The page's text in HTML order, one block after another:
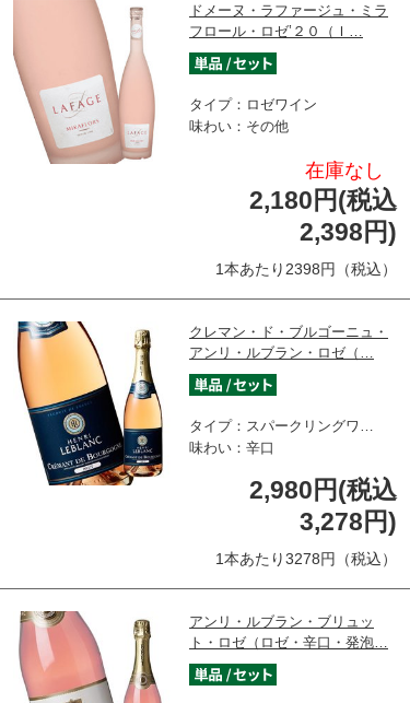
ドメーヌ・ラファージュ・ミラ
フロール・ロゼ’２０（Ｉ…
タイプ：ロゼワイン
味わい：その他
在庫なし
2,180円(税込
2,398円)
1本あたり2398円（税込）
クレマン・ド・ブルゴーニュ・
アンリ・ルブラン・ロゼ（…
タイプ：スパークリングワ…
味わい：辛口
2,980円(税込
3,278円)
1本あたり3278円（税込）
アンリ・ルブラン・ブリュッ
ト・ロゼ（ロゼ・辛口・発泡…